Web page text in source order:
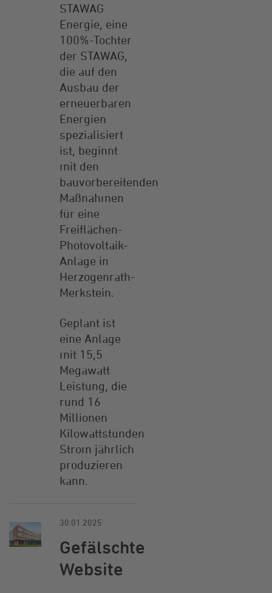
STAWAG
Energie, eine
100%-Tochter
der STAWAG,
die auf den
Ausbau der
erneuerbaren
Energien
spezialisiert
ist, beginnt
mit den
bauvorbereitenden
Maßnahmen
für eine
Freiflächen-
Photovoltaik-
Anlage in
Herzogenrath-
Merkstein.
Geplant ist
eine Anlage
mit 15,5
Megawatt
Leistung, die
rund 16
Millionen
Kilowattstunden
Strom jährlich
produzieren
kann.
30.01.2025
Gefälschte
Website